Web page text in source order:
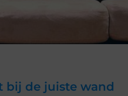
bij de juiste wand